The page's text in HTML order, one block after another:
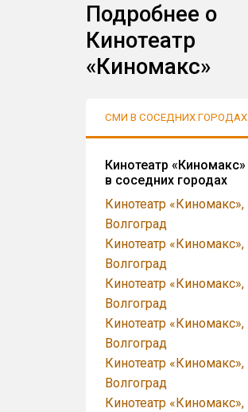
Подробнее о
Кинотеатр
«Киномакс»
СМИ В СОСЕДНИХ ГОРОДАХ
Кинотеатр «Киномакс»
в соседних городах
Кинотеатр «Киномакс»,
Волгоград
Кинотеатр «Киномакс»,
Волгоград
Кинотеатр «Киномакс»,
Волгоград
Кинотеатр «Киномакс»,
Волгоград
Кинотеатр «Киномакс»,
Волгоград
Кинотеатр «Киномакс»,